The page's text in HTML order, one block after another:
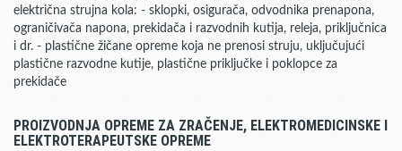
električna strujna kola: - sklopki, osigurača, odvodnika prenapona,
ograničivača napona, prekidača i razvodnih kutija, releja, priključnica
i dr. - plastične žičane opreme koja ne prenosi struju, uključujući
plastične razvodne kutije, plastične priključke i poklopce za
prekidače
PROIZVODNJA OPREME ZA ZRAČENJE, ELEKTROMEDICINSKE I
ELEKTROTERAPEUTSKE OPREME